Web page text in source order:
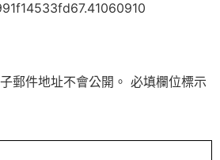
郵件地址不會公開。 必填欄位標示